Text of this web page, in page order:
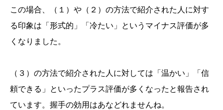
この場合、（１）や（２）の方法で紹介された人に対す
る印象は「形式的」「冷たい」というマイナス評価が多
くなりました。
（３）の方法で紹介された人に対しては「温かい」「信
頼できる」といったプラス評価が多くなったと報告され
ています。握手の効用はあなどれませんね。